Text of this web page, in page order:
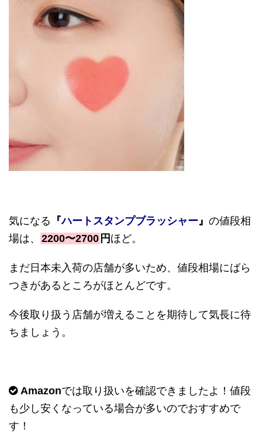
気になる 『ハートスタンプブラッシャー』 の値段相
場は、 2200〜2700 円 ほど。
まだ日本未入荷の店舗が多いため、値段相場にばら
つきがあるところがほとんどです。
今後取り扱う店舗が増えることを期待して気長に待
ちましょう。
Amazonでは取り扱いを確認できましたよ！値段
も少し安くなっている場合が多いのでおすすめで
す！